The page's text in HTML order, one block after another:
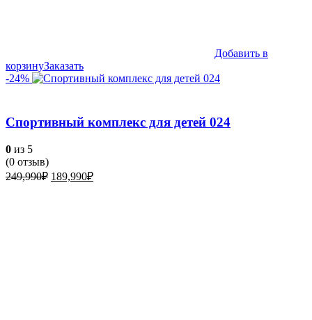
Добавить в
корзинуЗаказать
-24%
Спортивный комплекс для детей 024
0 из 5
(0 отзыв)
249,990₽ Первоначальная
189,990₽Текущая